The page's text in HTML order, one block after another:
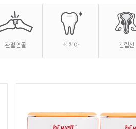
관절연골 뼈 치아 전립선